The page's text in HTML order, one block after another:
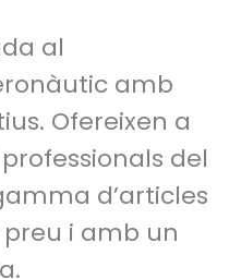
al
amb
Ofereixen a
del
d’articles
i amb un